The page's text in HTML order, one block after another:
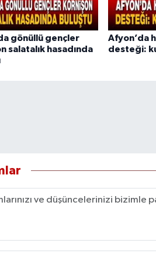
gönüllü gençler
salatalık hasadında
Afyon’da
desteği: